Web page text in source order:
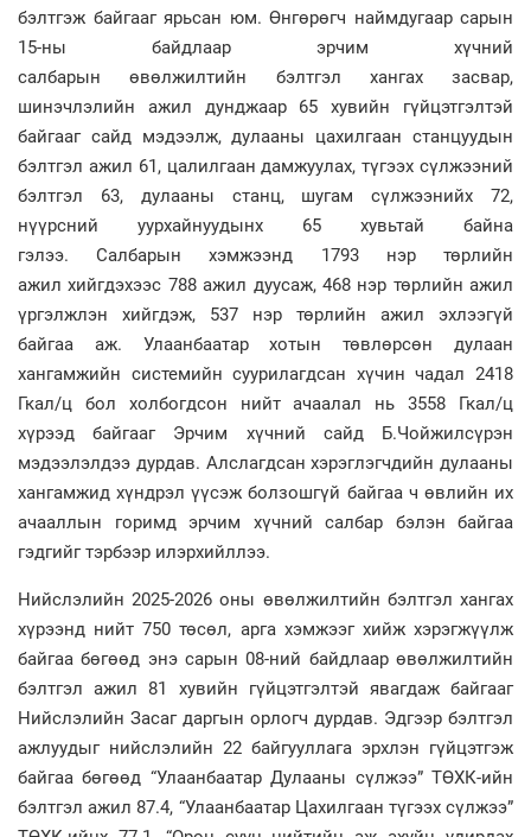
бэлтгэж байгааг ярьсан юм. Өнгөрөгч наймдугаар сарын
15-ны байдлаар эрчим хүчний
салбарын өвөлжилтийн бэлтгэл хангах засвар,
шинэчлэлийн ажил дунджаар 65 хувийн гүйцэтгэлтэй
байгааг сайд мэдээлж, дулааны цахилгаан станцуудын
бэлтгэл ажил 61, цалилгаан дамжуулах, түгээх сүлжээний
бэлтгэл 63, дулааны станц, шугам сүлжээнийх 72,
нүүрсний уурхайнуудынх 65 хувьтай байна
гэлээ. Салбарын хэмжээнд 1793 нэр төрлийн
ажил хийгдэхээс 788 ажил дуусаж, 468 нэр төрлийн ажил
үргэлжлэн хийгдэж, 537 нэр төрлийн ажил эхлээгүй
байгаа аж. Улаанбаатар хотын төвлөрсөн дулаан
хангамжийн системийн суурилагдсан хүчин чадал 2418
Гкал/ц бол холбогдсон нийт ачаалал нь 3558 Гкал/ц
хүрээд байгааг Эрчим хүчний сайд Б.Чойжилсүрэн
мэдээлэлдээ дурдав. Алслагдсан хэрэглэгчдийн дулааны
хангамжид хүндрэл үүсэж болзошгүй байгаа ч өвлийн их
ачааллын горимд эрчим хүчний салбар бэлэн байгаа
гэдгийг тэрбээр илэрхийллээ.
Нийслэлийн 2025-2026 оны өвөлжилтийн бэлтгэл хангах
хүрээнд нийт 750 төсөл, арга хэмжээг хийж хэрэгжүүлж
байгаа бөгөөд энэ сарын 08-ний байдлаар өвөлжилтийн
бэлтгэл ажил 81 хувийн гүйцэтгэлтэй явагдаж байгааг
Нийслэлийн Засаг даргын орлогч дурдав. Эдгээр бэлтгэл
ажлуудыг нийслэлийн 22 байгууллага эрхлэн гүйцэтгэж
байгаа бөгөөд “Улаанбаатар Дулааны сүлжээ” ТӨХК-ийн
бэлтгэл ажил 87.4, “Улаанбаатар Цахилгаан түгээх сүлжээ”